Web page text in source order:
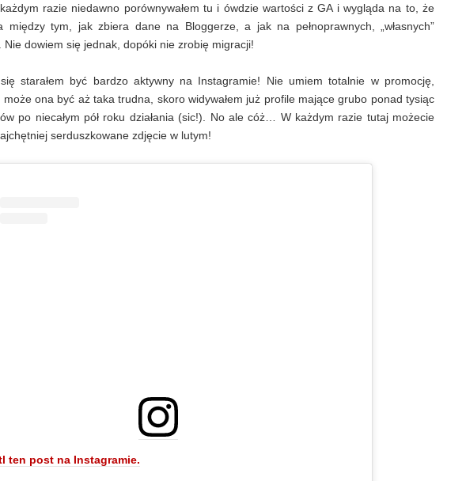
razie niedawno porównywałem tu i ówdzie wartości z GA i wygląda na to, że
między tym, jak zbiera dane na Bloggerze, a jak na pełnoprawnych, „własnych”
Nie dowiem się jednak, dopóki nie zrobię migracji!
starałem być bardzo aktywny na Instagramie! Nie umiem totalnie w promocję,
może ona być aż taka trudna, skoro widywałem już profile mające grubo ponad tysiąc
po niecałym pół roku działania (sic!). No ale cóż… W każdym razie tutaj możecie
serduszkowane zdjęcie w lutym!
ten post na Instagramie.